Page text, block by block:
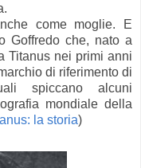
come moglie. E
Goffredo che, nato a
Titanus nei primi anni
di riferimento di
spiccano alcuni
mondiale della
la storia)